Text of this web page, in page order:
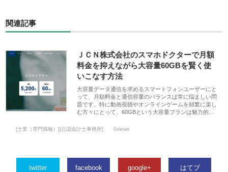
関連記事
ＪＣＮ株式会社のスマホドクターで月額
料金を抑えながら大容量60GBを賢く使
いこなす方法
大容量データ通信を求めるスマートフォンユーザーにと
って、月額料金と通信容量のバランスは常に悩ましい問
題です。特に動画視聴やオンラインゲームを頻繁に楽し
む方々にとって、60GBという大容量プランは魅力的…
[士業（専門職種）][公認会計士事務所] 0views
twitter facebook google+ はてブ